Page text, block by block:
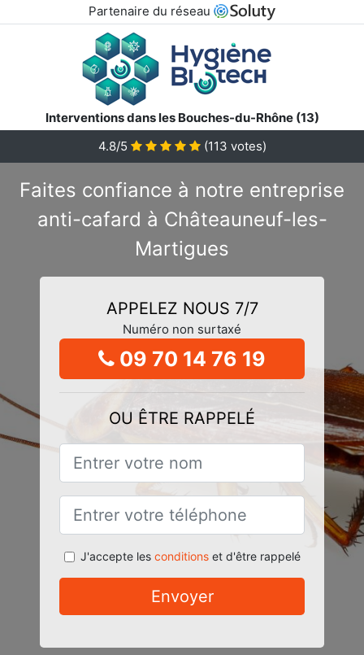
Partenaire du réseau
Interventions dans les Bouches-du-Rhône (13)
4.8/5
(113 votes)
Faites confiance à notre entreprise
anti-cafard à Châteauneuf-les-
Martigues
APPELEZ NOUS 7/7
Numéro non surtaxé
09 70 14 76 19
OU ÊTRE RAPPELÉ
J'accepte les conditionset d'être rappelé
Envoyer